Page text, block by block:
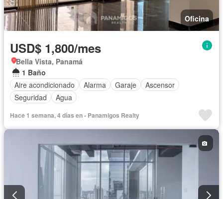
Oficina
USD$ 1,800/mes
Bella Vista, Panamá
1 Baño
Aire acondicionado
Alarma Garaje
Ascensor
Seguridad
Agua
Hace 1 semana, 4 días en - Panamigos Realty